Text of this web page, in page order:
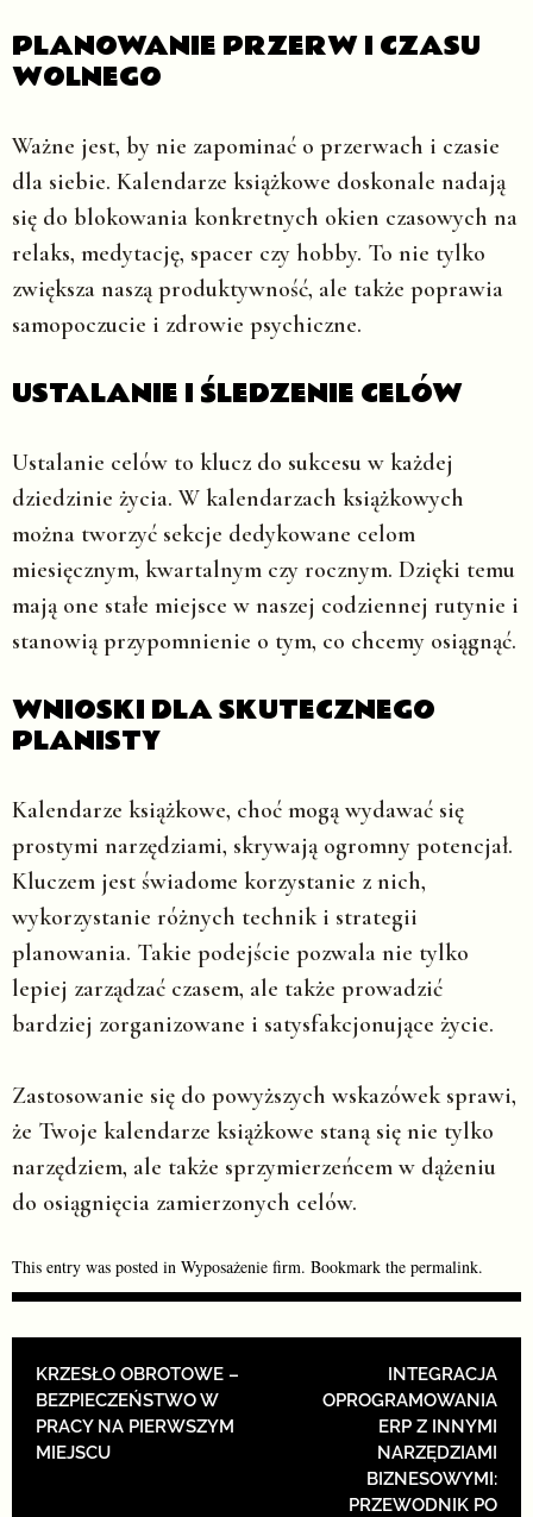
PLANOWANIE PRZERW I CZASU
WOLNEGO
Ważne jest, by nie zapominać o przerwach i czasie
dla siebie. Kalendarze książkowe doskonale nadają
się do blokowania konkretnych okien czasowych na
relaks, medytację, spacer czy hobby. To nie tylko
zwiększa naszą produktywność, ale także poprawia
samopoczucie i zdrowie psychiczne.
USTALANIE I ŚLEDZENIE CELÓW
Ustalanie celów to klucz do sukcesu w każdej
dziedzinie życia. W kalendarzach książkowych
można tworzyć sekcje dedykowane celom
miesięcznym, kwartalnym czy rocznym. Dzięki temu
mają one stałe miejsce w naszej codziennej rutynie i
stanowią przypomnienie o tym, co chcemy osiągnąć.
WNIOSKI DLA SKUTECZNEGO
PLANISTY
Kalendarze książkowe, choć mogą wydawać się
prostymi narzędziami, skrywają ogromny potencjał.
Kluczem jest świadome korzystanie z nich,
wykorzystanie różnych technik i strategii
planowania. Takie podejście pozwala nie tylko
lepiej zarządzać czasem, ale także prowadzić
bardziej zorganizowane i satysfakcjonujące życie.
Zastosowanie się do powyższych wskazówek sprawi,
że Twoje kalendarze książkowe staną się nie tylko
narzędziem, ale także sprzymierzeńcem w dążeniu
do osiągnięcia zamierzonych celów.
This entry was posted in Wyposażenie firm. Bookmark the permalink.
POST NAVIGATION
KRZESŁO OBROTOWE –
BEZPIECZEŃSTWO W
PRACY NA PIERWSZYM
MIEJSCU
INTEGRACJA
OPROGRAMOWANIA
ERP Z INNYMI
NARZĘDZIAMI
BIZNESOWYMI:
PRZEWODNIK PO